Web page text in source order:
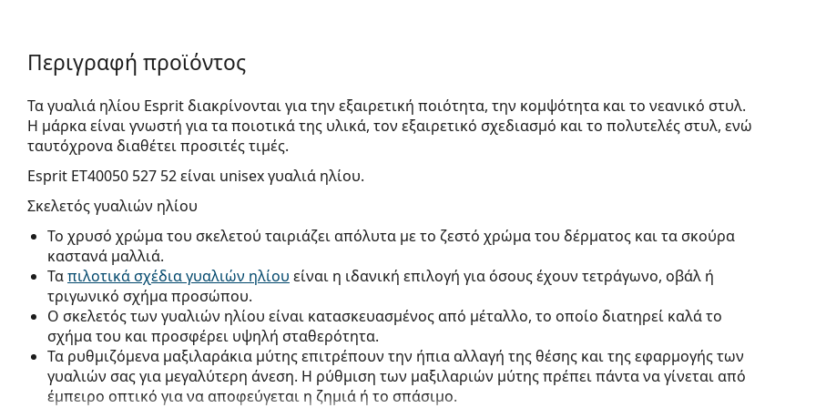
Περιγραφή προϊόντος
Τα γυαλιά ηλίου Esprit διακρίνονται για την εξαιρετική ποιότητα, την κομψότητα και το νεανικό στυλ.
Η μάρκα είναι γνωστή για τα ποιοτικά της υλικά, τον εξαιρετικό σχεδιασμό και το πολυτελές στυλ, ενώ
ταυτόχρονα διαθέτει προσιτές τιμές.
Esprit ET40050 527 52είναι unisex γυαλιά ηλίου.
Σκελετός γυαλιών ηλίου
Το χρυσό χρώμα του σκελετού ταιριάζει απόλυτα με το ζεστό χρώμα του δέρματος και τα σκούρα
καστανά μαλλιά.
Ταπιλοτικά σχέδια γυαλιών ηλίου είναι η ιδανική επιλογή για όσους έχουν τετράγωνο, οβάλ ή
τριγωνικό σχήμα προσώπου.
Ο σκελετός των γυαλιών ηλίου είναι κατασκευασμένος από μέταλλο, το οποίο διατηρεί καλά το
σχήμα του και προσφέρει υψηλή σταθερότητα.
Τα ρυθμιζόμενα μαξιλαράκια μύτης επιτρέπουν την ήπια αλλαγή της θέσης και της εφαρμογής των
γυαλιών σας για μεγαλύτερη άνεση. Η ρύθμιση των μαξιλαριών μύτης πρέπει πάντα να γίνεται από
έμπειρο οπτικό για να αποφεύγεται η ζημιά ή το σπάσιμο.